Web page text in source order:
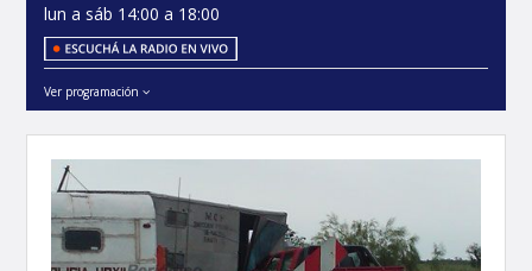
lun a sáb 14:00 a 18:00
Ver programación